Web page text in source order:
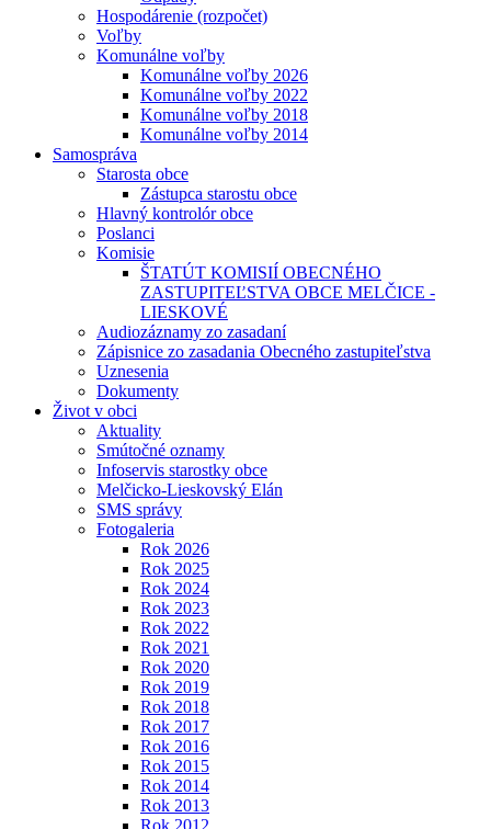
Hospodárenie (rozpočet)
Voľby
Komunálne voľby
Komunálne voľby 2026
Komunálne voľby 2022
Komunálne voľby 2018
Komunálne voľby 2014
Samospráva
Starosta obce
Zástupca starostu obce
Hlavný kontrolór obce
Poslanci
Komisie
ŠTATÚT KOMISIÍ OBECNÉHO
ZASTUPITEĽSTVA OBCE MELČICE -
LIESKOVÉ
Audiozáznamy zo zasadaní
Zápisnice zo zasadania Obecného zastupiteľstva
Uznesenia
Dokumenty
Život v obci
Aktuality
Smútočné oznamy
Infoservis starostky obce
Melčicko-Lieskovský Elán
SMS správy
Fotogaleria
Rok 2026
Rok 2025
Rok 2024
Rok 2023
Rok 2022
Rok 2021
Rok 2020
Rok 2019
Rok 2018
Rok 2017
Rok 2016
Rok 2015
Rok 2014
Rok 2013
Rok 2012